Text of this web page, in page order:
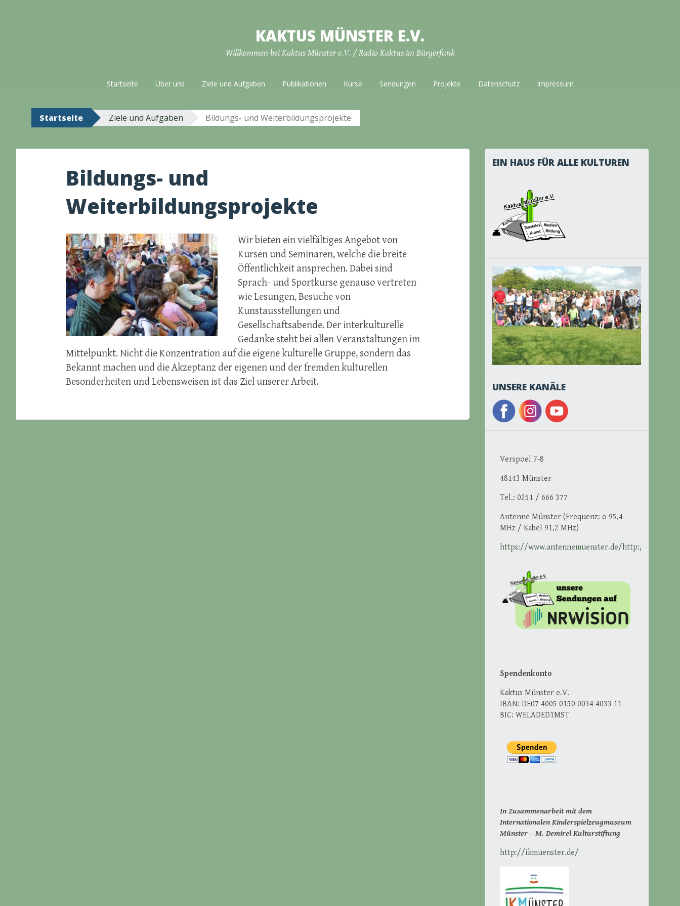
KAKTUS MÜNSTER E.V.
Willkommen bei Kaktus Münster e.V. / Radio Kaktus im Bürgerfunk
Startseite Über uns Ziele und Aufgaben Publikationen Kurse Sendungen Projekte Datenschutz Impressum
Startseite Ziele und Aufgaben Bildungs- und Weiterbildungsprojekte
Bildungs- und
Weiterbildungsprojekte
Wir bieten ein vielfältiges Angebot von
Kursen und Seminaren, welche die breite
Öffentlichkeit ansprechen. Dabei sind
Sprach- und Sportkurse genauso vertreten
wie Lesungen, Besuche von
Kunstausstellungen und
Gesellschaftsabende. Der interkulturelle
Gedanke steht bei allen Veranstaltungen im
Mittelpunkt. Nicht die Konzentration auf die eigene kulturelle Gruppe, sondern das
Bekannt machen und die Akzeptanz der eigenen und der fremden kulturellen
Besonderheiten und Lebensweisen ist das Ziel unserer Arbeit.
EIN HAUS FÜR ALLE KULTUREN
UNSERE KANÄLE
Verspoel 7-8
48143 Münster
Tel.: 0251 / 666 377
Antenne Münster (Frequenz: o 95,4
MHz / Kabel 91,2 MHz)
https://www.antennemuenster.de/http://
Spendenkonto
Kaktus Münster e.V.
IBAN: DE07 4005 0150 0034 4033 11
BIC: WELADED1MST
In Zusammenarbeit mit dem
Internationalen Kinderspielzeugmuseum
Münster – M. Demirel Kulturstiftung
http://ikmuenster.de/